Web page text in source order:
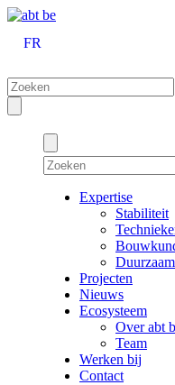
FR
Expertise
Stabiliteit
Projecten
Nieuws
Ecosysteem
Over abt
Team
Werken bij
Contact